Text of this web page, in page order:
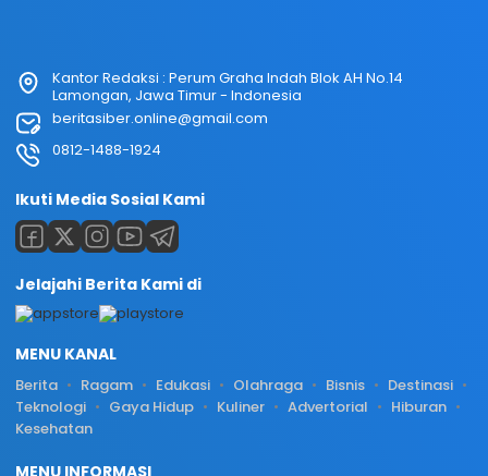
Kantor Redaksi : Perum Graha Indah Blok AH No.14
Lamongan, Jawa Timur - Indonesia
beritasiber.online@gmail.com
0812-1488-1924
Ikuti Media Sosial Kami
Jelajahi Berita Kami di
MENU KANAL
Berita Ragam Edukasi Olahraga Bisnis
Destinasi
Teknologi
Gaya Hidup Kuliner Advertorial
Hiburan
Kesehatan
MENU INFORMASI